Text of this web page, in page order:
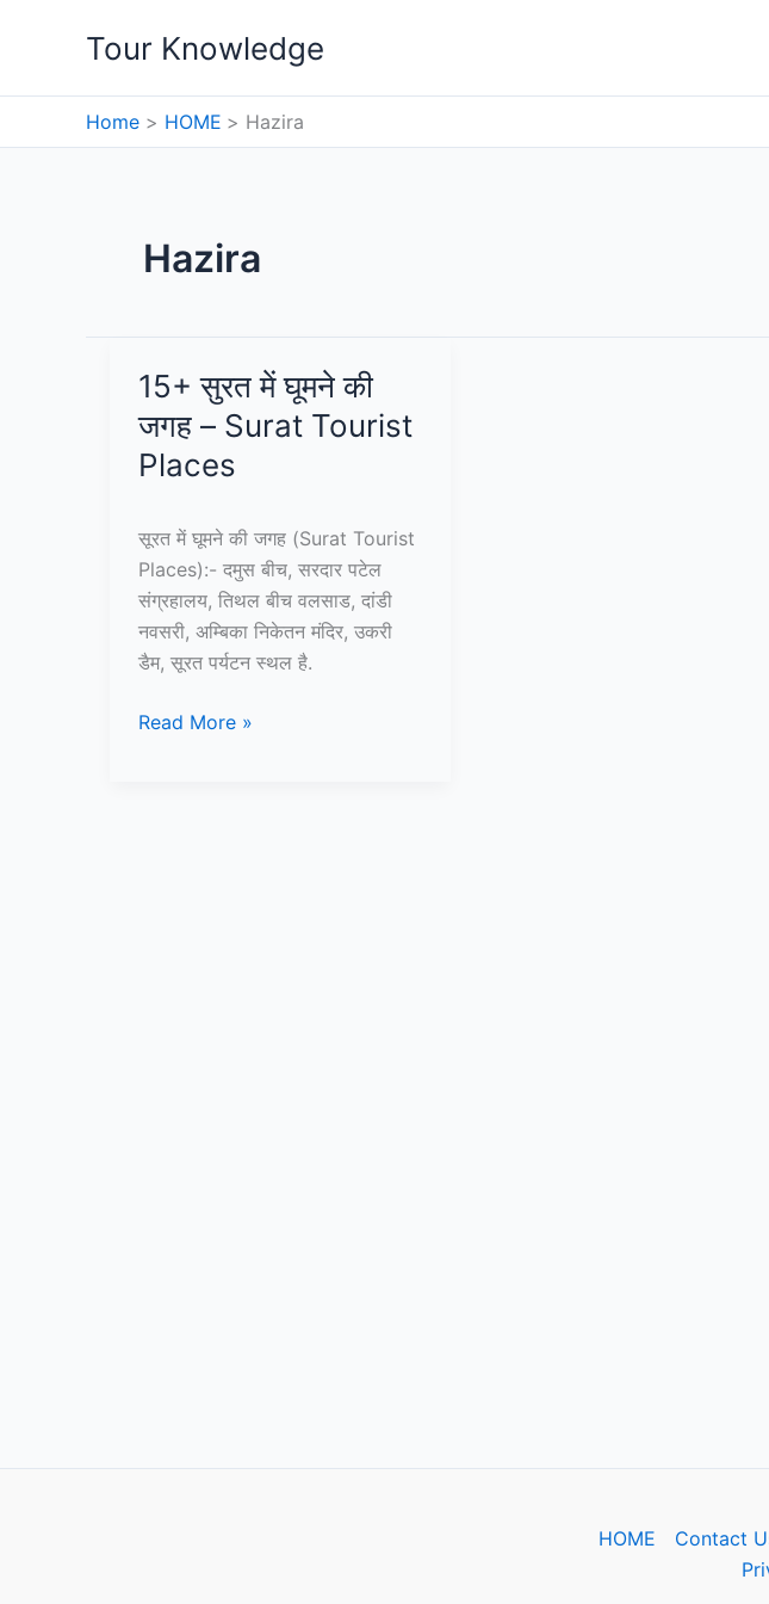
Tour Knowledge
Home HOME Hazira
Hazira
15+ सुरत में घूमने की
जगह – Surat Tourist
Places
सूरत में घूमने की जगह (Surat Tourist
Places):- दमुस बीच, सरदार पटेल
संग्रहालय, तिथल बीच वलसाड, दांडी
नवसरी, अम्बिका निकेतन मंदिर, उकरी
डैम, सूरत पर्यटन स्थल है.
15+
Read More »
HOME Contact